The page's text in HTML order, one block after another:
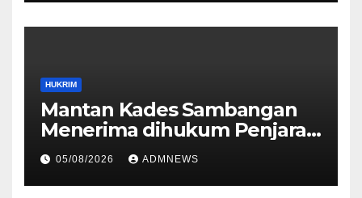
HUKRIM
Mantan Kades Sambangan
Menerima dihukum Penjara 1
tahun 4 Bulan
05/08/2026 ADMNEWS